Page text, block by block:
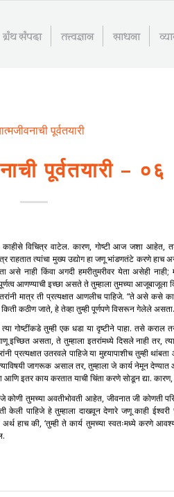
ग्रंथ संपदा तत्त्वज्ञान साधना
पूर्वतयारी
पूर्वतयारी – ०६
विचित्र वाटेल. कारण, गोष्टी आज जशा आहेत,
त्यांचा मुख्य उद्योग हा जणू भांडणतंटे करणे हाच
नाही किंवा अगदी हमरीतुमरीवर येता असेही
आणण्याची इच्छा असते ते तुम्हाला तुमच्या आजूबाजूला
मात्र ती प्रत्यक्षात आणलीच पाहिजे. “ते असे कसे
किती कठीण जाते, हे तेव्हा तुम्ही पूर्णपणे विसरून गेलेले असता.
गोष्टींकडे तुम्ही एक धडा या दृष्टीने पाहा. तसे
इच्छित असता, ते तुम्हाला इतरांमध्ये दिसले नाही तर,
प्रत्यक्षात उतरवले पाहिजे या मुद्द्यापाशीच तुम्ही
जागरूक असाल तर, तुम्हाला जे कार्य नेमून
आणि इतर काय करतात याची चिंता करणे सोडून द्या.
कोणी तुमच्या अवतीभोवती आहेत, जीवनात जी कोणती
केली पाहिजे हे तुम्हाला दाखवून देणारे जणू काही
अर्थ हाच की, ‘तुम्ही ते कार्य तुमच्या स्वतःमध्ये करणे